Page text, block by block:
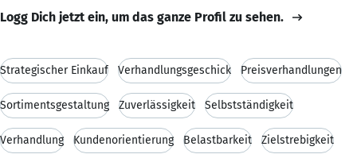
Logg Dich jetzt ein, um das ganze Profil zu sehen.
Strategischer Einkauf Verhandlungsgeschick Preisverhandlungen
Sortimentsgestaltung Zuverlässigkeit Selbstständigkeit
Verhandlung Kundenorientierung Belastbarkeit Zielstrebigkeit